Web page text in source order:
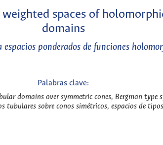
spaces of
domains
espacios ponderados de funciones
Palabras clave:
domains over symmetric cones, Bergman type
tubulares sobre conos simétricos, espacios de